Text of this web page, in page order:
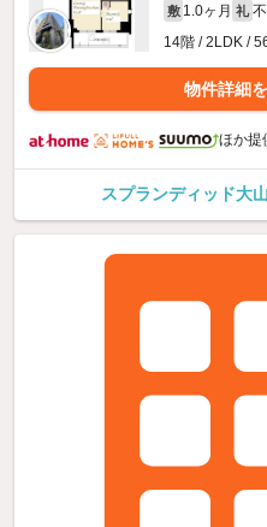
敷 1.0ヶ月 礼
14階 / 2LDK /
物件詳細
ほか提
スプランディッド大